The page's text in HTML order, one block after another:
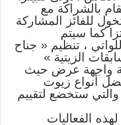
بالشراكة مع
للفائز المشاركة
كما سيتم
، تنظيم « جناح
الزيتية »
واجهة عرض حيث
أنواع زيوت
والتي ستخضع لتقييم
الفعاليات